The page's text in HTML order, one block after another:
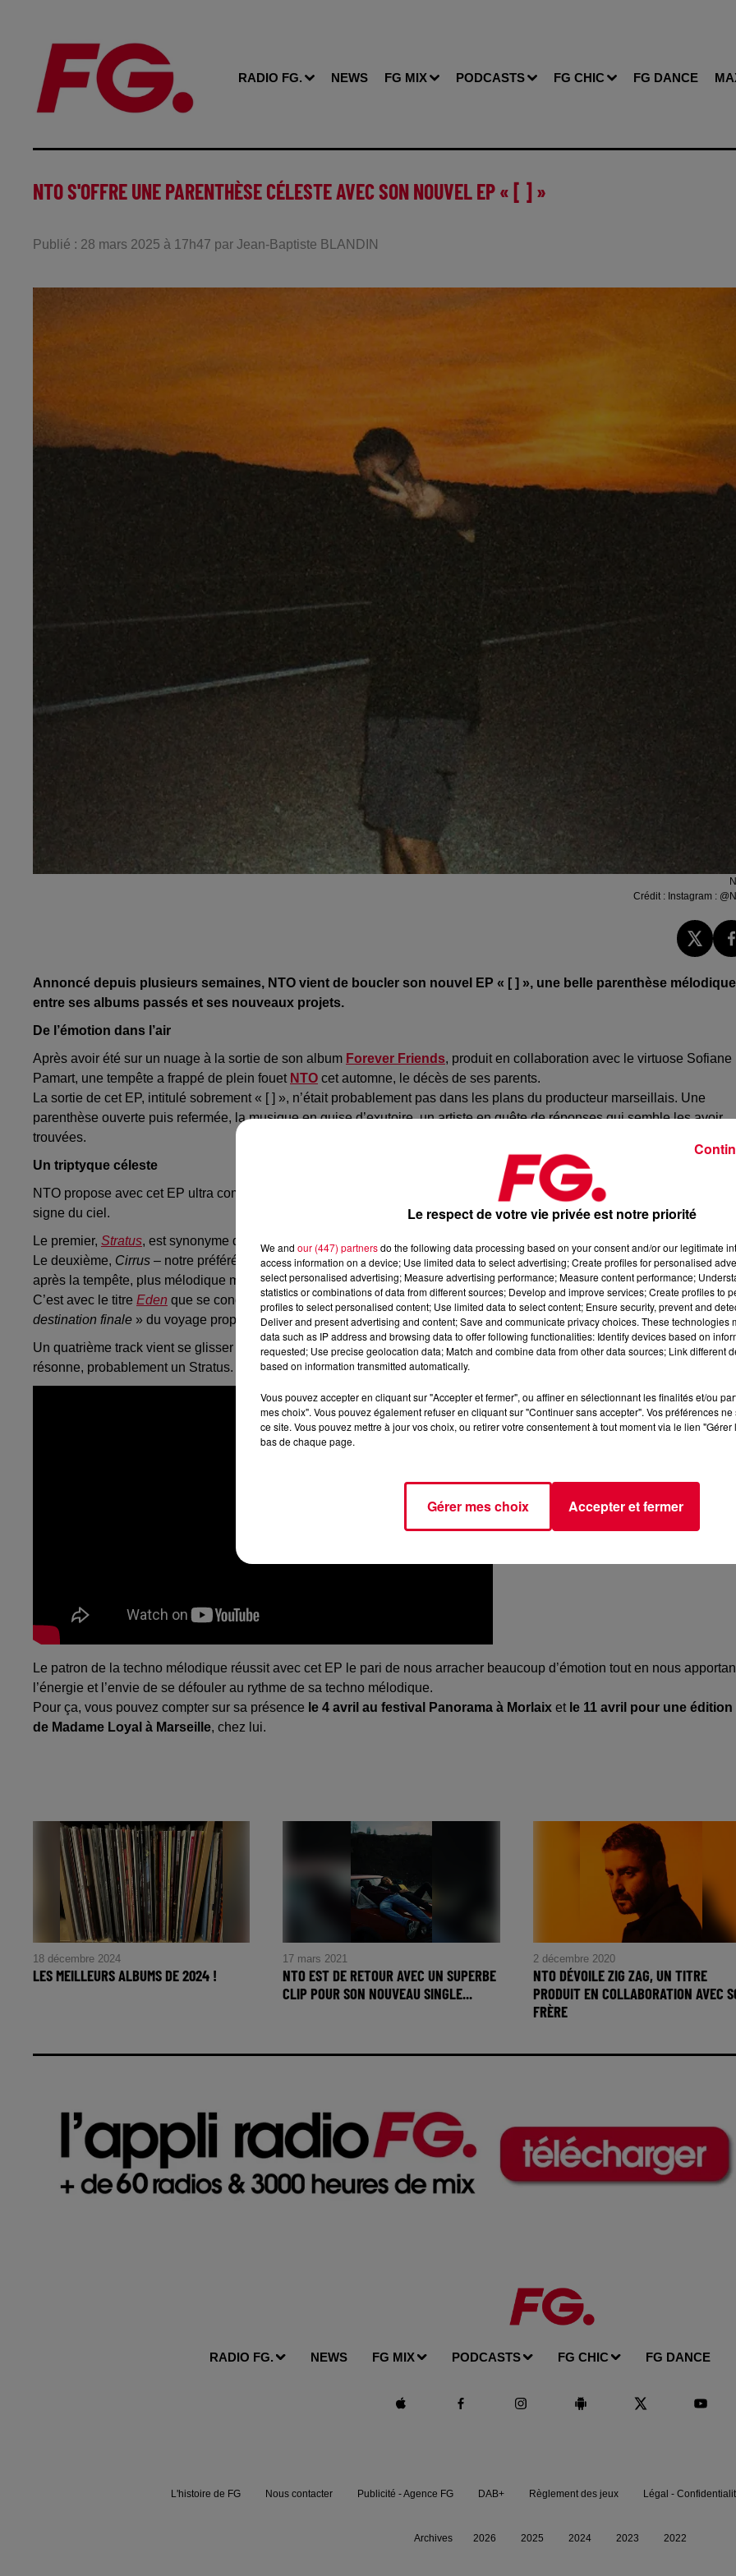
RADIO FG. NEWS FG MIX PODCASTS FG CHIC FG DANCE
NTO S'OFFRE UNE PARENTHÈSE CÉLESTE AVEC SON NOUVEL EP « [ ] »
Publié : 28 mars 2025 à 17h47 par Jean-Baptiste BLANDIN
Crédit : Instagram :
Annoncé depuis plusieurs semaines, NTO vient de boucler son nouvel EP « [ ] », une belle parenthèse mélodique
entre ses albums passés et ses nouveaux projets.
De l’émotion dans l’air
Après avoir été sur un nuage à la sortie de son album Forever Friends, produit en collaboration avec le virtuose Sofiane
Pamart, une tempête a frappé de plein fouet NTO cet automne, le décès de ses parents.
La sortie de cet EP, intitulé sobrement « [ ] », n’était probablement pas dans les plans du producteur marseillais. Une
parenthèse ouverte puis refermée, la musique en guise d’exutoire, un artiste en quête de réponses qui semble les avoir
trouvées.
Un triptyque céleste
NTO propose avec cet EP ultra complet, composé de 3 titres:
Eden
, un très bel hommage placé sous
signe du ciel.
Le premier, Stratus, est synonyme d’orage, un single chaotique, lourd, intense et taillé pour les clubs.
Le deuxième, Cirrus – notre préféré – est selon l'artiste « un voyage à travers les nuages», c’est effectivement le calme
après la tempête, plus mélodique mais toujours aussi puissant.
C’est avec le titre Eden que se conclut l’EP, enfin pas tout à fait. Eden nous emmène au-dessus des nuages, «la
destination finale » du voyage proposé par NTO. Un lieu où l’on peut retrouver «un peu de paix et de légèreté».
Un quatrième track vient se glisser dans cet EP, 4 min17 de bruit blanc, le bruit d’un orage qui passe, qui gronde, qui
résonne, probablement un Stratus.
Le patron de la techno mélodique réussit avec cet EP le pari de nous arracher beaucoup d’émotion tout en nous
l’énergie et l’envie de se défouler au rythme de sa techno mélodique.
Pour ça, vous pouvez compter sur sa présence le 4 avril au festival Panorama à Morlaix et le 11 avril pour une édition
de Madame Loyal à Marseille, chez lui.
18 décembre 2024
LES MEILLEURS ALBUMS DE 2024 !
17 mars 2021
NTO EST DE RETOUR AVEC UN SUPERBE
CLIP POUR SON NOUVEAU SINGLE...
2 décembre 2020
NTO DÉVOILE ZIG ZAG, UN TITRE
PRODUIT EN COLLABORATION AVEC
FRÈRE
RADIO FG. NEWS FG MIX PODCASTS FG CHIC FG DANCE
L'histoire de FG Nous contacter Publicité - Agence FG DAB+ Règlement des jeux Légal -
Archives 2026 2025 2024 2023 2022
Le respect de votre vie privée est notre priorité
We and our (447) partnersdo the following data processing based on your consent and/or our legitimate
access information on a device; Use limited data to select advertising; Create profiles for personalised
select personalised advertising; Measure advertising performance; Measure content performance;
statistics or combinations of data from different sources; Develop and improve services; Create profiles to
profiles to select personalised content; Use limited data to select content; Ensure security, prevent and
Deliver and present advertising and content; Save and communicate privacy choices. These technologies
data such as IP address and browsing data to offer following functionalities: Identify devices based on
requested; Use precise geolocation data; Match and combine data from other data sources; Link different
based on information transmitted automatically.
Vous pouvez accepter en cliquant sur "Accepter et fermer", ou affiner en sélectionnant les finalités et/ou
mes choix". Vous pouvez également refuser en cliquant sur "Continuer sans accepter". Vos préférences
ce site. Vous pouvez mettre à jour vos choix, ou retirer votre consentement à tout moment via le lien
bas de chaque page.
Gérer mes choix Accepter et fermer